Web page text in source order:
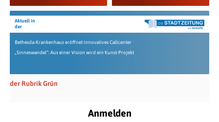
Aktuell in
der
Bethesda-Krankenhaus eröffnet innovatives Callcenter
„Sinneswandel“: Aus einer Vision wird ein Kunst-Projekt
der Rubrik Grün
Anmelden